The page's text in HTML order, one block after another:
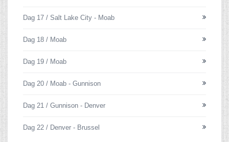
Dag 17 / Salt Lake City - Moab
Dag 18 / Moab
Dag 19 / Moab
Dag 20 / Moab - Gunnison
Dag 21 / Gunnison - Denver
Dag 22 / Denver - Brussel